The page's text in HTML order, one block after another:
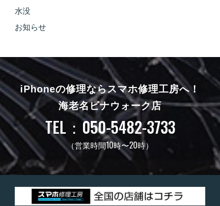
水没
お知らせ
iPhoneの修理ならスマホ修理工房へ！
海老名ビナウォーク店
TEL：050-5482-3733
（営業時間10時〜20時）